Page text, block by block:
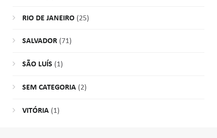
RIO DE JANEIRO(25)
SALVADOR(71)
SÃO LUÍS (1)
SEM CATEGORIA(2)
VITÓRIA(1)